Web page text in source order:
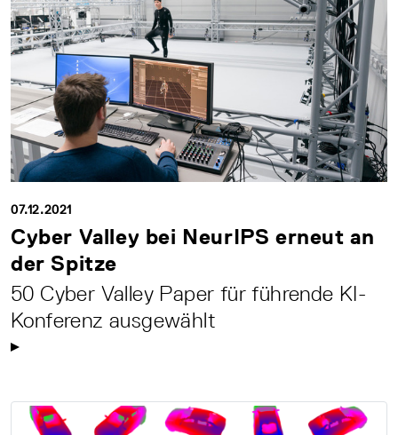
07.12.2021
Cyber Valley bei NeurIPS erneut an
der Spitze
50 Cyber Valley Paper für führende KI-
Konferenz ausgewählt